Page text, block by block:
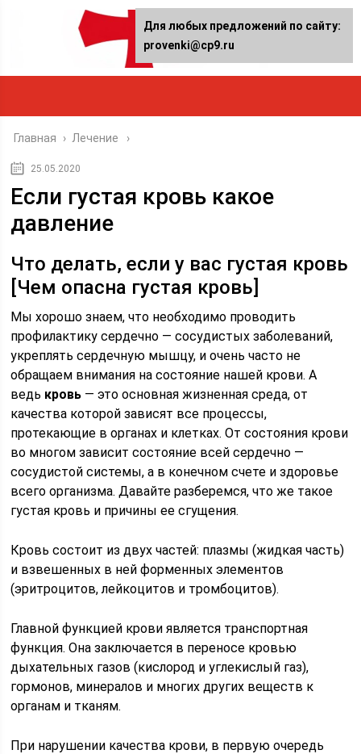
Главная › Лечение
25.05.2020
Если густая кровь какое
давление
Что делать, если у вас густая кровь
[Чем опасна густая кровь]
Мы хорошо знаем, что необходимо проводить
профилактику сердечно — сосудистых заболеваний,
укреплять сердечную мышцу, и очень часто не
обращаем внимания на состояние нашей крови. А
ведь кровь — это основная жизненная среда, от
качества которой зависят все процессы,
протекающие в органах и клетках. От состояния крови
во многом зависит состояние всей сердечно —
сосудистой системы, а в конечном счете и здоровье
всего организма. Давайте разберемся, что же такое
густая кровь и причины ее сгущения.
Кровь состоит из двух частей: плазмы (жидкая часть)
и взвешенных в ней форменных элементов
(эритроцитов, лейкоцитов и тромбоцитов).
Главной функцией крови является транспортная
функция. Она заключается в переносе кровью
дыхательных газов (кислород и углекислый газ),
гормонов, минералов и многих других веществ к
органам и тканям.
При нарушении качества крови, в первую очередь
Для любых предложений по сайту:
provenki@cp9.ru